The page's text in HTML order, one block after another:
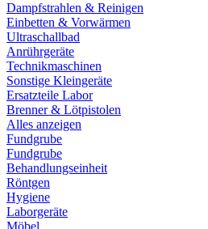
Dampfstrahlen & Reinigen
Einbetten & Vorwärmen
Ultraschallbad
Anrührgeräte
Technikmaschinen
Sonstige Kleingeräte
Ersatzteile Labor
Brenner & Lötpistolen
Alles anzeigen
Fundgrube
Fundgrube
Behandlungseinheit
Röntgen
Hygiene
Laborgeräte
Möbel